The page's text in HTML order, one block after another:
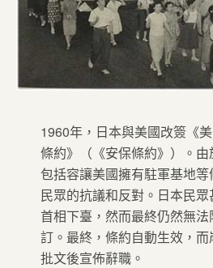
1960年，日本與美國改簽《
條約》（《安保條約》）。
包括容讓美國擁有駐軍基地
民眾的抗議和反對。日本民
首相下臺，然而最終仍然無
訂。最終，條約自動生效，
批文後宣佈辭職。